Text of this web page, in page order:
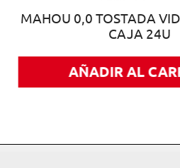
MAHOU 0,0 TOSTADA
CAJA 24U
AÑADIR AL